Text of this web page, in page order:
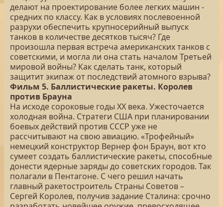
делают на проектирование более легких машин -
средних по классу. Как в условиях послевоенной
разрухи обеспечить крупносерийный выпуск
танков в количестве десятков тысяч? Где
произошла первая встреча американских танков с
советскими, и могла ли она стать началом Третьей
мировой войны? Как сделать танк, который
защитит экипаж от последствий атомного взрыва?
Фильм 5. Баллистические ракеты. Королев
против Брауна
На исходе сороковые годы ХХ века. Ужесточается
холодная война. Стратеги США при планировании
боевых действий против СССР уже не
рассчитывают на свою авиацию. «Трофейный»
немецкий конструктор Вернер фон Браун, вот кто
сумеет создать баллистические ракеты, способные
донести ядерные заряды до советских городов. Так
полагали в Пентагоне. С чего решил начать
главный ракетостроитель Страны Советов –
Сергей Королев, получив задание Сталина: срочно